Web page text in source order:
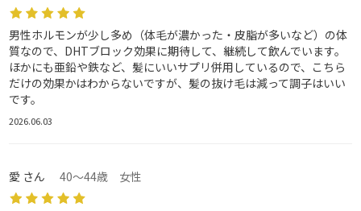
男性ホルモンが少し多め（体毛が濃かった・皮脂が多いなど）の体
質なので、DHTブロック効果に期待して、継続して飲んでいます。
ほかにも亜鉛や鉄など、髪にいいサプリ併用しているので、こちら
だけの効果かはわからないですが、髪の抜け毛は減って調子はいい
です。
2026.06.03
愛 さん 40～44歳 女性